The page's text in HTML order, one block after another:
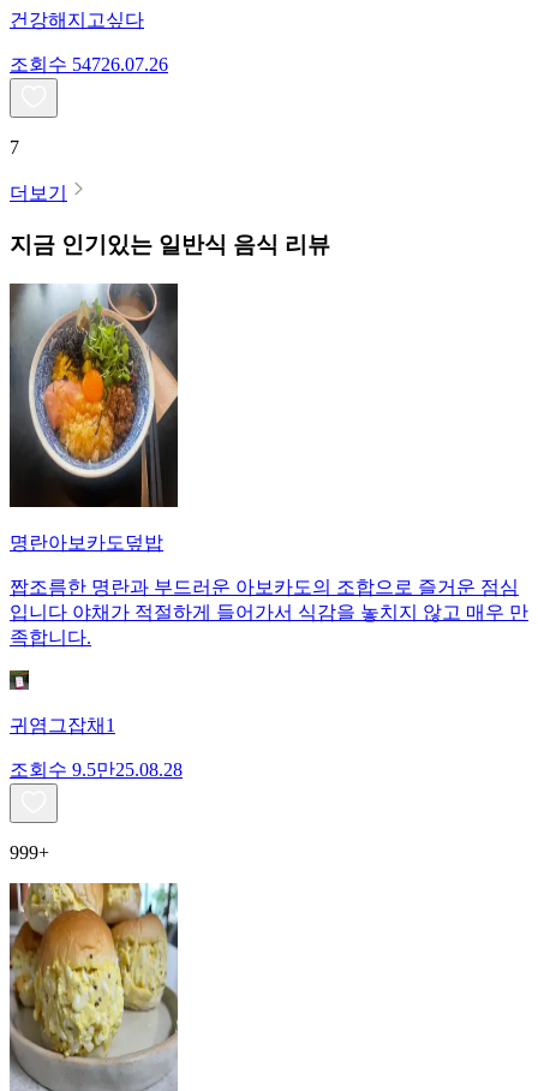
건강해지고싶다
조회수 54726.07.26
7
더보기
지금 인기있는 일반식 음식 리뷰
명란아보카도덮밥
짭조름한 명란과 부드러운 아보카도의 조합으로 즐거운 점심
입니다 야채가 적절하게 들어가서 식감을 놓치지 않고 매우 만
족합니다.
귀염그잡채1
조회수 9.5만25.08.28
999+